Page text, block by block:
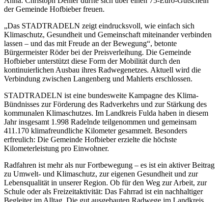
der Gemeinde Hofbieber freuen.
„Das STADTRADELN zeigt eindrucksvoll, wie einfach sich
Klimaschutz, Gesundheit und Gemeinschaft miteinander verbinden
lassen – und das mit Freude an der Bewegung“, betonte
Bürgermeister Röder bei der Preisverleihung. Die Gemeinde
Hofbieber unterstützt diese Form der Mobilität durch den
kontinuierlichen Ausbau ihres Radwegenetzes. Aktuell wird die
Verbindung zwischen Langenberg und Mahlerts erschlossen.
STADTRADELN ist eine bundesweite Kampagne des Klima-
Bündnisses zur Förderung des Radverkehrs und zur Stärkung des
kommunalen Klimaschutzes. Im Landkreis Fulda haben in diesem
Jahr insgesamt 1.998 Radelnde teilgenommen und gemeinsam
411.170 klimafreundliche Kilometer gesammelt. Besonders
erfreulich: Die Gemeinde Hofbieber erzielte die höchste
Kilometerleistung pro Einwohner.
Radfahren ist mehr als nur Fortbewegung – es ist ein aktiver Beitrag
zu Umwelt- und Klimaschutz, zur eigenen Gesundheit und zur
Lebensqualität in unserer Region. Ob für den Weg zur Arbeit, zur
Schule oder als Freizeitaktivität: Das Fahrrad ist ein nachhaltiger
Begleiter im Alltag. Die gut ausgebauten Radwege im Landkreis